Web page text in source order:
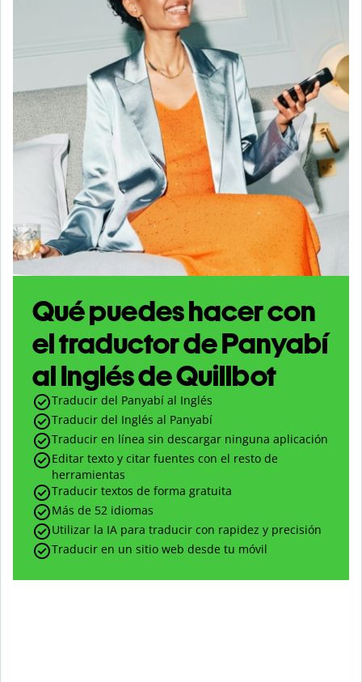
Qué puedes hacer con
el traductor de Panyabí
al Inglés de Quillbot
Traducir del Panyabí al Inglés
Traducir del Inglés al Panyabí
Traducir en línea sin descargar ninguna aplicación
Editar texto y citar fuentes con el resto de
herramientas
Traducir textos de forma gratuita
Más de 52 idiomas
Utilizar la IA para traducir con rapidez y precisión
Traducir en un sitio web desde tu móvil